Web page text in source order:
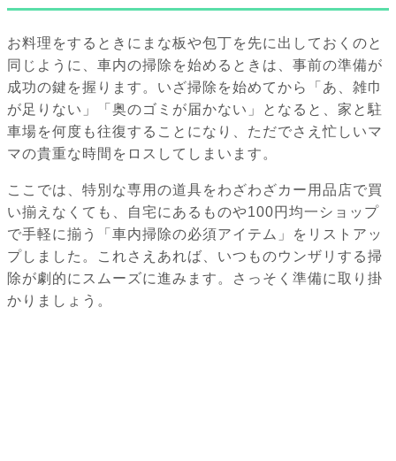
お料理をするときにまな板や包丁を先に出しておくのと
同じように、車内の掃除を始めるときは、事前の準備が
成功の鍵を握ります。いざ掃除を始めてから「あ、雑巾
が足りない」「奥のゴミが届かない」となると、家と駐
車場を何度も往復することになり、ただでさえ忙しいマ
マの貴重な時間をロスしてしまいます。
ここでは、特別な専用の道具をわざわざカー用品店で買
い揃えなくても、自宅にあるものや100円均一ショップ
で手軽に揃う「車内掃除の必須アイテム」をリストアッ
プしました。これさえあれば、いつものウンザリする掃
除が劇的にスムーズに進みます。さっそく準備に取り掛
かりましょう。